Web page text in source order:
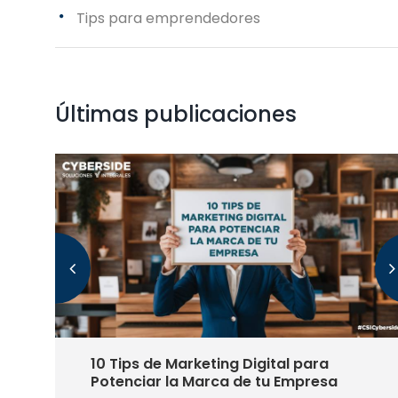
Tips para emprendedores
Últimas publicaciones
Páginas web estáticas vs. dinámicas:
Guía completa para PYMES (edición